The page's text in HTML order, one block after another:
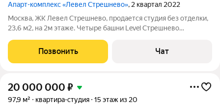
Апарт-комплекс «Левел Стрешнево», 2 квартал 2022
Москва, ЖК Левел Стрешнево, продается студия без отделки,
23,6 м2, на 2м этаже. Четыре башни Level Стрешнево
Стрешнево. Отличная транспортная доступность 20 мин.
пешком и 4 мин. на авто до станции
Позвонить Чат
20 000 000 ₽
97,9 м² квартира-студия 15 этаж из 20